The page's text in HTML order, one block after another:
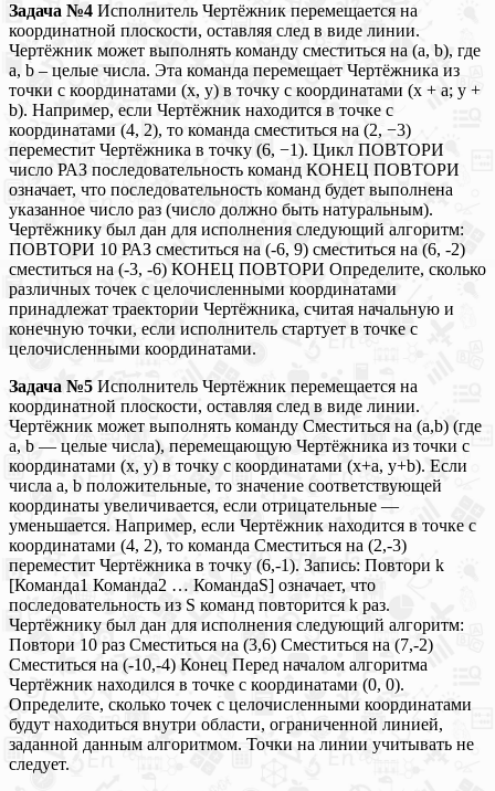
Задача №4 Исполнитель Чертёжник перемещается на
координатной плоскости, оставляя след в виде линии.
Чертёжник может выполнять команду сместиться на (a, b), где
a, b – целые числа. Эта команда перемещает Чертёжника из
точки с координатами (x, y) в точку с координатами (x + a; y +
b). Например, если Чертёжник находится в точке с
координатами (4, 2), то команда сместиться на (2, −3)
переместит Чертёжника в точку (6, −1). Цикл ПОВТОРИ
число РАЗ последовательность команд КОНЕЦ ПОВТОРИ
означает, что последовательность команд будет выполнена
указанное число раз (число должно быть натуральным).
Чертёжнику был дан для исполнения следующий алгоритм:
ПОВТОРИ 10 РАЗ сместиться на (-6, 9) сместиться на (6, -2)
сместиться на (-3, -6) КОНЕЦ ПОВТОРИ Определите, сколько
различных точек с целочисленными координатами
принадлежат траектории Чертёжника, считая начальную и
конечную точки, если исполнитель стартует в точке с
целочисленными координатами.
Задача №5 Исполнитель Чертёжник перемещается на
координатной плоскости, оставляя след в виде линии.
Чертёжник может выполнять команду Сместиться на (a,b) (где
a, b — целые числа), перемещающую Чертёжника из точки с
координатами (x, y) в точку с координатами (x+a, y+b). Если
числа a, b положительные, то значение соответствующей
координаты увеличивается, если отрицательные —
уменьшается. Например, если Чертёжник находится в точке с
координатами (4, 2), то команда Сместиться на (2,-3)
переместит Чертёжника в точку (6,-1). Запись: Повтори k
[Команда1 Команда2 … КомандаS] означает, что
последовательность из S команд повторится k раз.
Чертёжнику был дан для исполнения следующий алгоритм:
Повтори 10 раз Сместиться на (3,6) Сместиться на (7,-2)
Сместиться на (-10,-4) Конец Перед началом алгоритма
Чертёжник находился в точке с координатами (0, 0).
Определите, сколько точек с целочисленными координатами
будут находиться внутри области, ограниченной линией,
заданной данным алгоритмом. Точки на линии учитывать не
следует.